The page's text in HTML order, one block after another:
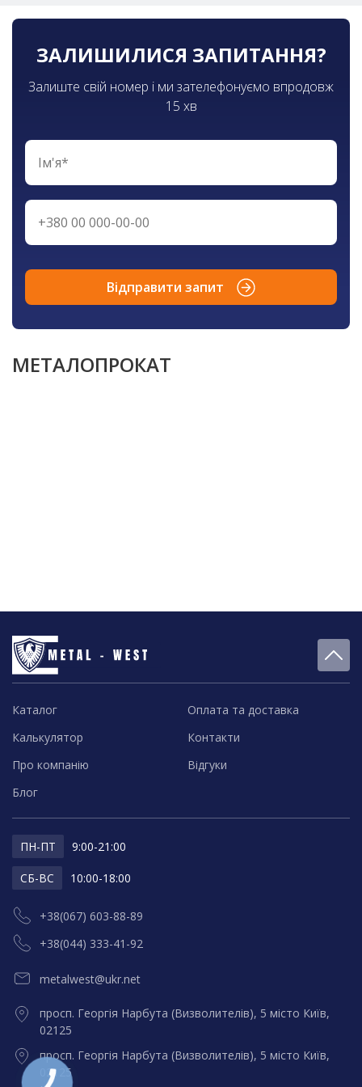
ЗАЛИШИЛИСЯ ЗАПИТАННЯ?
Залиште свій номер і ми зателефонуємо впродовж
15 хв
Відправити запит
МЕТАЛОПРОКАТ
Каталог
Калькулятор
Про компанію
Блог
Оплата та доставка
Контакти
Відгуки
+38(067) 603-88-89
+38(044) 333-41-92
metalwest@ukr.net
ПН-ПТ 9:00-21:00
СБ-ВС 10:00-18:00
просп. Георгія Нарбута (Визволителів), 5 місто Київ,
02125
просп. Георгія Нарбута (Визволителів), 5 місто Київ,
02125
КНОПКА
ЗВ'ЯЗКУ